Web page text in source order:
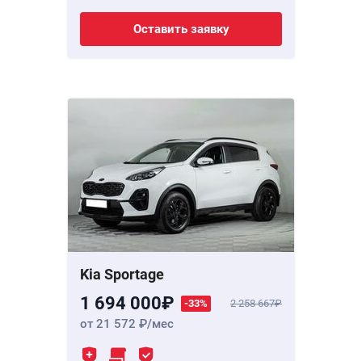
Оставить заявку
Kia Sportage
1 694 000 -33% 2 258 667
от 21 572 /мес